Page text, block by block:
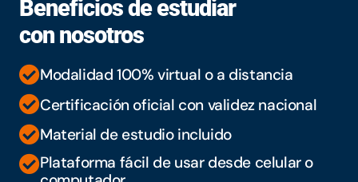
Beneficios de estudiar
con nosotros
Modalidad 100% virtual o a distancia
Certificación oficial con validez nacional
Material de estudio incluido
Plataforma fácil de usar desde celular o